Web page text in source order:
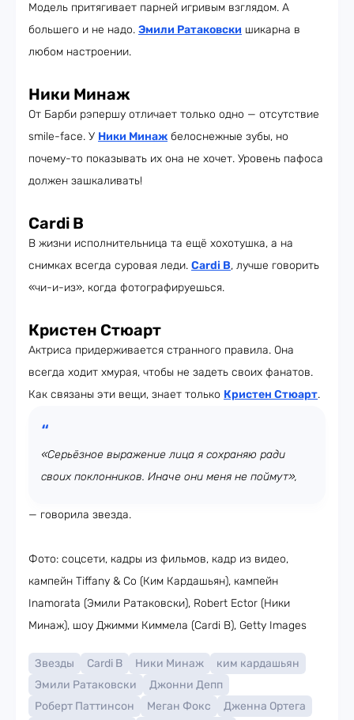
Модель притягивает парней игривым взглядом. А
большего и не надо. Эмили Ратаковски шикарна в
любом настроении.
Ники Минаж
От Барби рэпершу отличает только одно — отсутствие
smile-face. У Ники Минаж белоснежные зубы, но
почему-то показывать их она не хочет. Уровень пафоса
должен зашкаливать!
Cardi B
В жизни исполнительница та ещё хохотушка, а на
снимках всегда суровая леди. Cardi B, лучше говорить
«чи-и-из», когда фотографируешься.
Кристен Стюарт
Актриса придерживается странного правила. Она
всегда ходит хмурая, чтобы не задеть своих фанатов.
Как связаны эти вещи, знает только Кристен Стюарт.
«Серьёзное выражение лица я сохраняю ради
своих поклонников. Иначе они меня не поймут»,
— говорила звезда.
Фото: соцсети, кадры из фильмов, кадр из видео,
кампейн Tiffany & Co (Ким Кардашьян), кампейн
Inamorata (Эмили Ратаковски), Robert Ector (Ники
Минаж), шоу Джимми Киммела (Cardi B), Getty Images
Звезды Cardi B Ники Минаж
ким кардашьян
Эмили Ратаковски
Джонни Депп
Роберт Паттинсон
Меган Фокс
Дженна Ортега